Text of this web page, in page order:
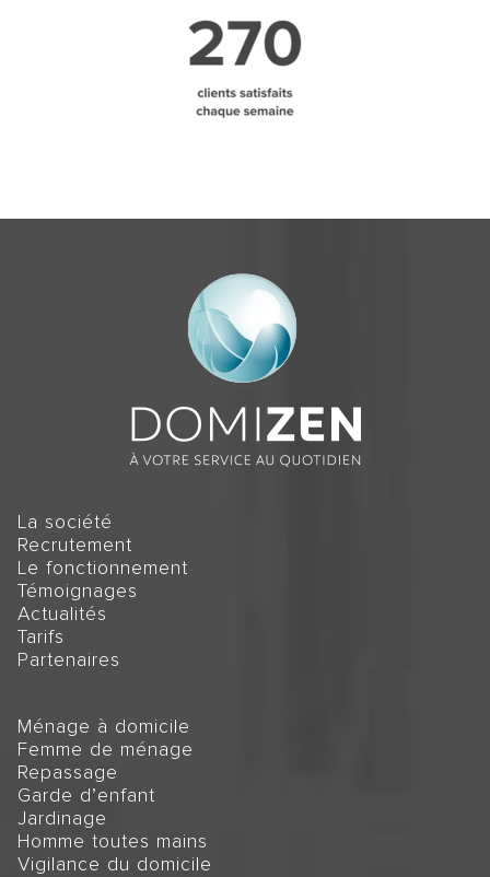
La société
Recrutement
Le fonctionnement
Témoignages
Actualités
Tarifs
Partenaires
Ménage à domicile
Femme de ménage
Repassage
Garde d’enfant
Jardinage
Homme toutes mains
Vigilance du domicile